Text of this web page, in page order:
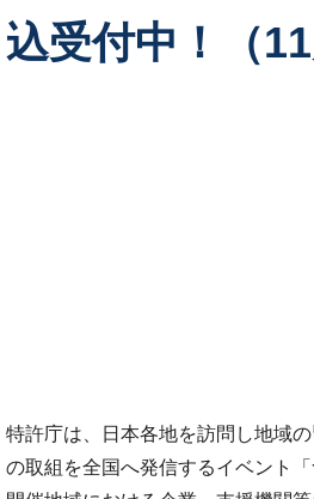
込受付中！（11
特許庁は、日本各地を訪問し地域
の取組を全国へ発信するイベント